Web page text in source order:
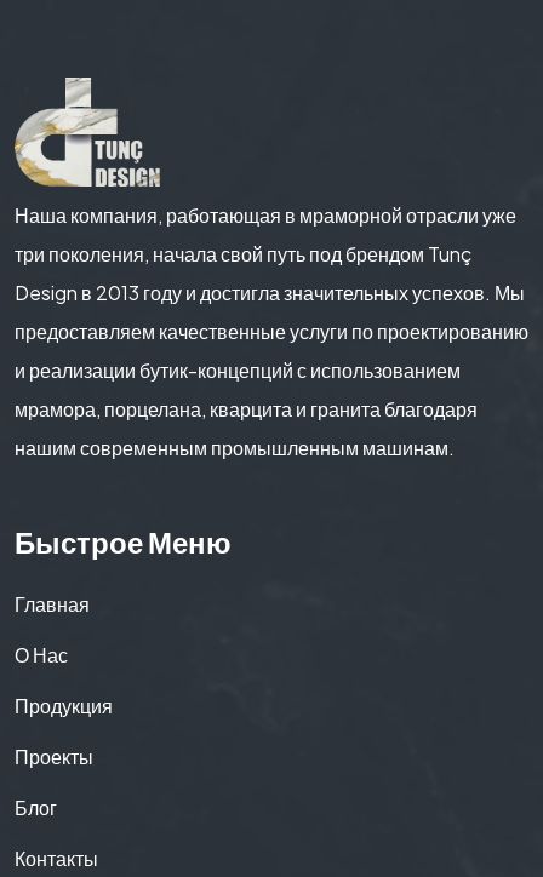
Наша компания, работающая в мраморной отрасли уже
три поколения, начала свой путь под брендом Tunç
Design в 2013 году и достигла значительных успехов. Мы
предоставляем качественные услуги по проектированию
и реализации бутик-концепций с использованием
мрамора, порцелана, кварцита и гранита благодаря
нашим современным промышленным машинам.
Быстрое Меню
Главная
О Нас
Продукция
Проекты
Блог
Контакты